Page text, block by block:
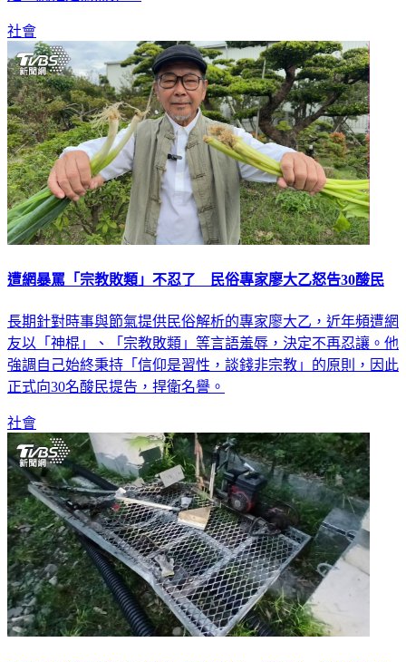
社會
遭網暴罵「宗教敗類」不忍了 民俗專家廖大乙怒告30酸民
長期針對時事與節氣提供民俗解析的專家廖大乙，近年頻遭網
友以「神棍」、「宗教敗類」等言語羞辱，決定不再忍讓。他
強調自己始終秉持「信仰是習性，談錢非宗教」的原則，因此
正式向30名酸民提告，捍衛名譽。
社會